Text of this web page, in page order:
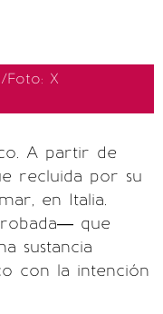
Foto: X
A partir de
recluida por su
en Italia.
que
sustancia
con la intención